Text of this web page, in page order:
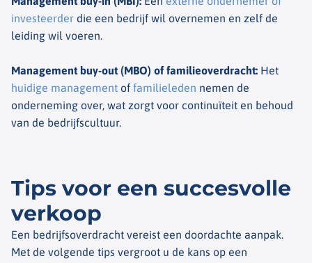
investeerder die een bedrijf wil overnemen en zelf de
leiding wil voeren.
Management buy-out (MBO) of familieoverdracht: Het
huidige management of familieleden nemen de
onderneming over, wat zorgt voor continuïteit en behoud
van de bedrijfscultuur.
Tips voor een succesvolle
verkoop
Een bedrijfsoverdracht vereist een doordachte aanpak.
Met de volgende tips vergroot u de kans op een